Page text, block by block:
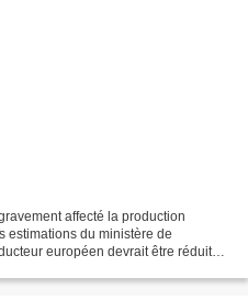
affecté la production
estimations du ministère de
européen devrait être réduite